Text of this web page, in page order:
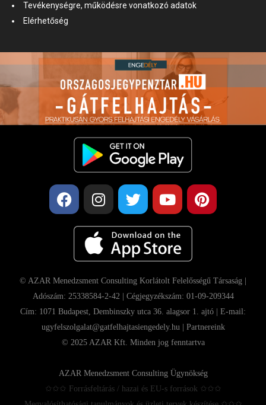
Tevékenységre, működésre vonatkozó adatok
Elérhetőség
© AZAR Menedzsment Consulting Korlátolt Felelősségű Társaság |
Adószám: 25338584-2-42 | Cégjegyzékszám: 01-09-209344
Cím: 1071 Budapest, Dembinszky utca 36. alagsor 1. ajtó | E-mail:
ugyfelszolgalat@gatfelhajtasiengedely.hu | Partnereink
© 2025 AZAR Kft. Minden jog fenntartva
AZAR Menedzsment Consulting Ügynökség
✩✩✩ Forrásfeltárás / hazai és EU-s források ✩✩✩